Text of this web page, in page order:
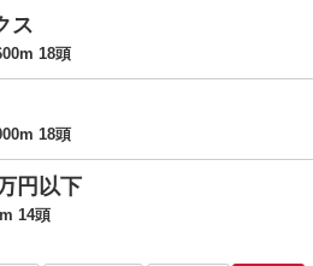
ス
18頭
18頭
円以下
14頭